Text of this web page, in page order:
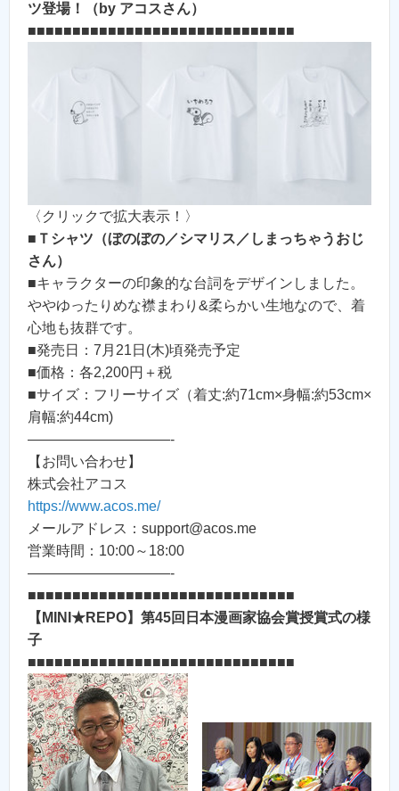
ツ登場！（by アコスさん）
■■■■■■■■■■■■■■■■■■■■■■■■■■■■■■
〈クリックで拡大表示！〉
■ Ｔシャツ（ぼのぼの／シマリス／しまっちゃうおじ
さん）
■キャラクターの印象的な台詞をデザインしました。
ややゆったりめな襟まわり&柔らかい生地なので、着
心地も抜群です。
■発売日：7月21日(木)頃発売予定
■価格：各2,200円＋税
■サイズ：フリーサイズ（着丈:約71cm×身幅:約53cm×
肩幅:約44cm)
——————————-
【お問い合わせ】
株式会社アコス
https://www.acos.me/
メールアドレス：support@acos.me
営業時間：10:00～18:00
——————————-
■■■■■■■■■■■■■■■■■■■■■■■■■■■■■■
【MINI★REPO】第45回日本漫画家協会賞授賞式の様
子
■■■■■■■■■■■■■■■■■■■■■■■■■■■■■■